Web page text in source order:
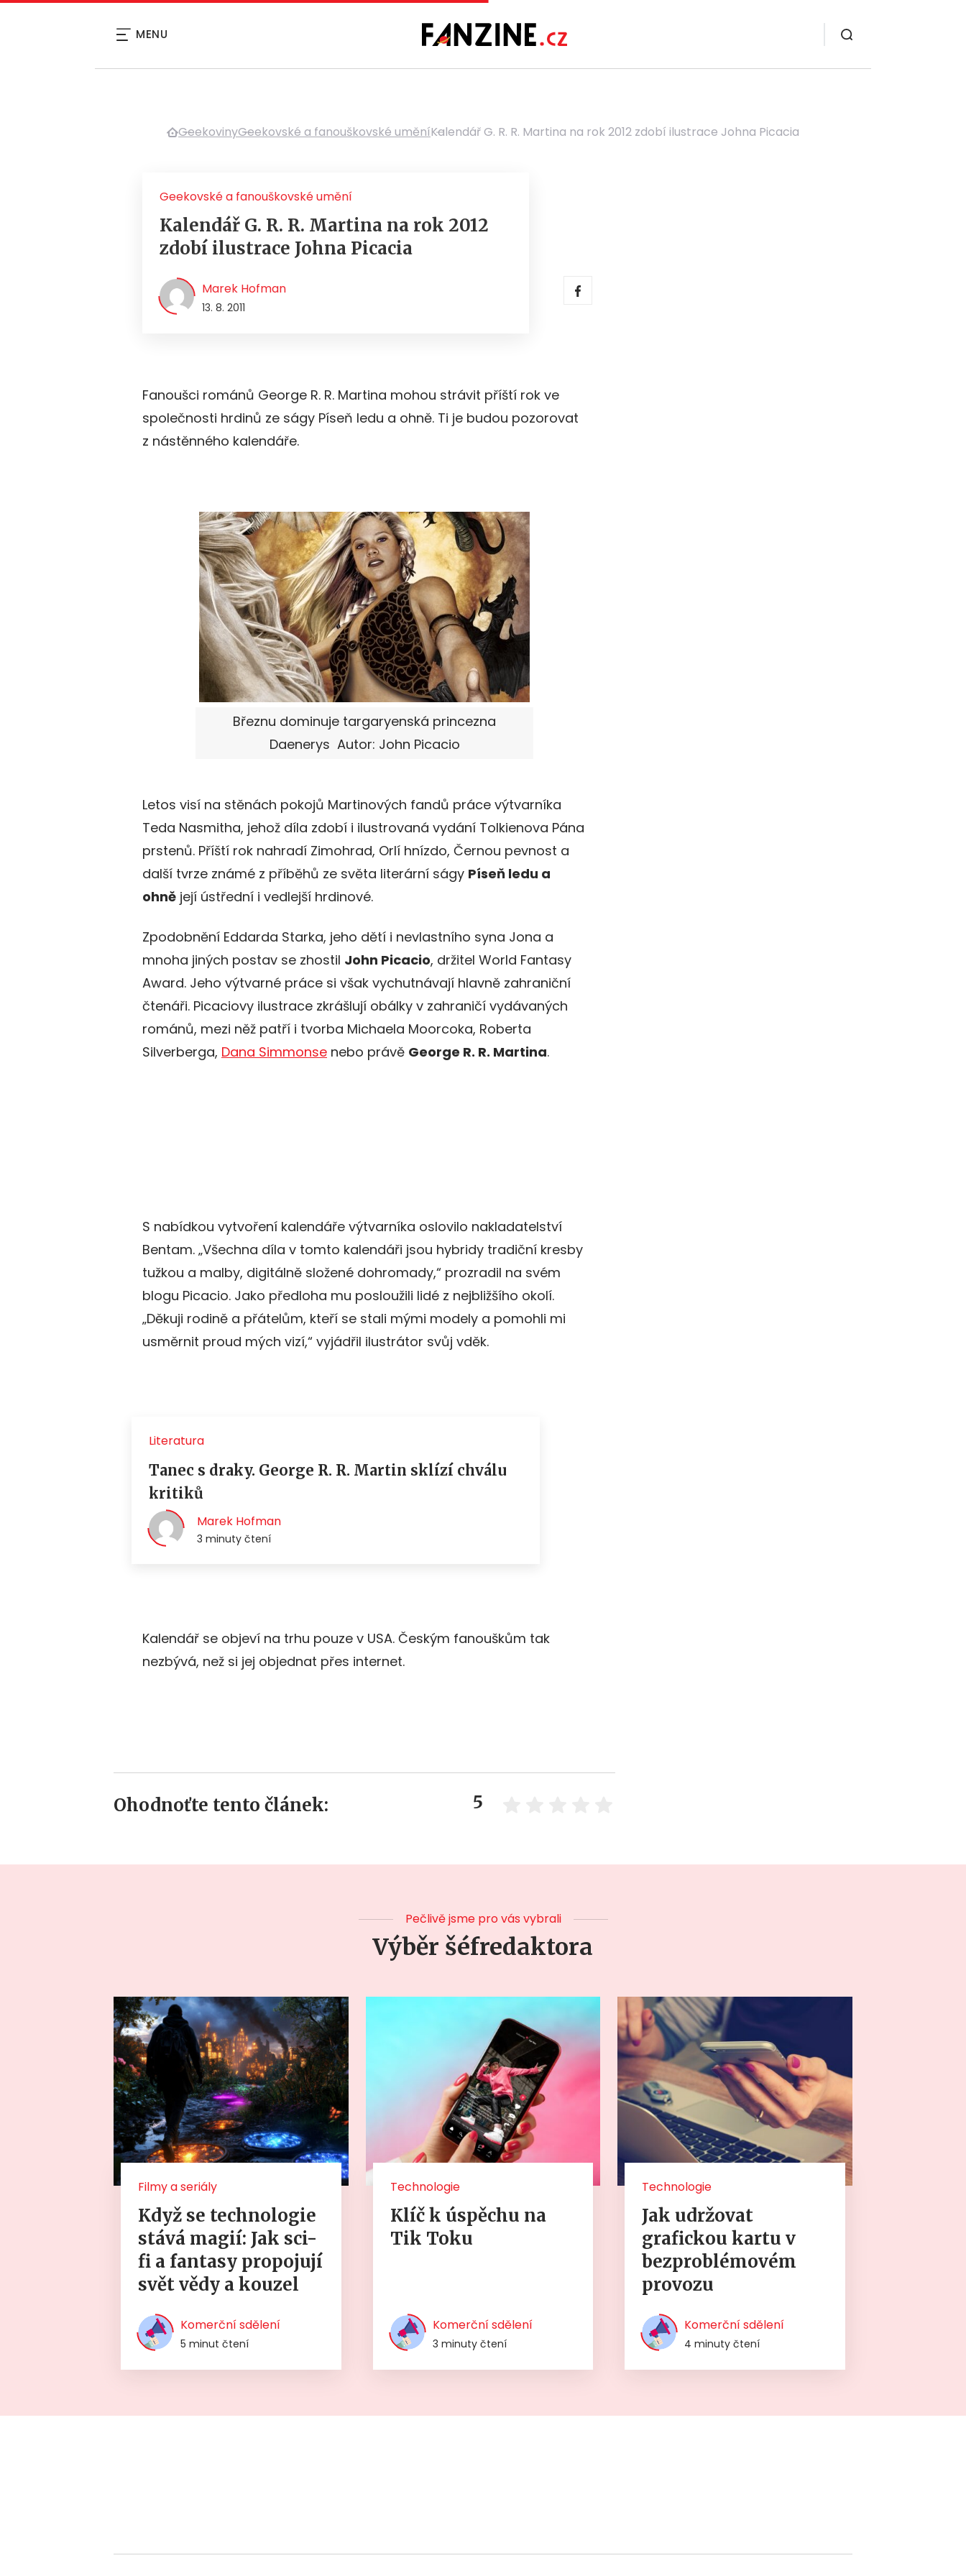
MENU
GeekovinyGeekovské a fanouškovské uměníKalendář G. R. R. Martina na rok 2012 zdobí ilustrace Johna Picacia
Geekovské a fanouškovské umění
Kalendář G. R. R. Martina na rok 2012
zdobí ilustrace Johna Picacia
Marek Hofman
13. 8. 2011
Fanoušci románů George R. R. Martina mohou strávit příští rok ve
společnosti hrdinů ze ságy Píseň ledu a ohně. Ti je budou pozorovat
z nástěnného kalendáře.
Březnu dominuje targaryenská princezna
Daenerys Autor: John Picacio
Letos visí na stěnách pokojů Martinových fandů práce výtvarníka
Teda Nasmitha, jehož díla zdobí i ilustrovaná vydání Tolkienova Pána
prstenů. Příští rok nahradí Zimohrad, Orlí hnízdo, Černou pevnost a
další tvrze známé z příběhů ze světa literární ságy Píseň ledu a
ohně její ústřední i vedlejší hrdinové.
Zpodobnění Eddarda Starka, jeho dětí i nevlastního syna Jona a
mnoha jiných postav se zhostil John Picacio, držitel World Fantasy
Award. Jeho výtvarné práce si však vychutnávají hlavně zahraniční
čtenáři. Picaciovy ilustrace zkrášlují obálky v zahraničí vydávaných
románů, mezi něž patří i tvorba Michaela Moorcoka, Roberta
Silverberga, Dana Simmonse nebo právě George R. R. Martina.
S nabídkou vytvoření kalendáře výtvarníka oslovilo nakladatelství
Bentam. „Všechna díla v tomto kalendáři jsou hybridy tradiční kresby
tužkou a malby, digitálně složené dohromady,“ prozradil na svém
blogu Picacio. Jako předloha mu posloužili lidé z nejbližšího okolí.
„Děkuji rodině a přátelům, kteří se stali mými modely a pomohli mi
usměrnit proud mých vizí,“ vyjádřil ilustrátor svůj vděk.
Kalendář se objeví na trhu pouze v USA. Českým fanouškům tak
nezbývá, než si jej objednat přes internet.
Ohodnoťte tento článek: 5
Pečlivě jsme pro vás vybrali
Výběr šéfredaktora
Filmy a seriály
Když se technologie
stává magií: Jak sci-
fi a fantasy propojují
svět vědy a kouzel
Komerční sdělení
5 minut čtení
Technologie
Klíč k úspěchu na
Tik Toku
Komerční sdělení
3 minuty čtení
Technologie
Jak udržovat
grafickou kartu v
bezproblémovém
provozu
Komerční sdělení
4 minuty čtení